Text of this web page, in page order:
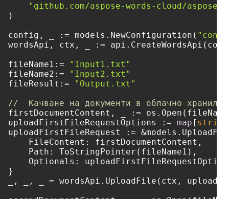
"github.com/aspose-words-cloud/
)
config, _ := models.NewConfiguration(
wordsApi, ctx, _ :=
fileName1:=
"Input1.txt"
fileName2:=
"Input2.txt"
fileResult:=
"Output.txt"
//  Качване на документи в облачно
firstDocumentContent, _ :=
uploadFirstFileRequestOptions := map [ string
uploadFirstFileRequest :=
    FileContent: firstDocumentContent,
    Path: ToStringPointer(fileName1),
Optionals:
}
_, _, _ = wordsApi.UploadFile(ctx,